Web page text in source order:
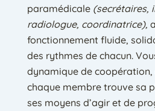
paramédicale (secrétaires,
radiologue, coordinatrice),
fonctionnement fluide,
des rythmes de chacun.
dynamique de coopération,
chaque membre trouve sa
ses moyens d’agir et de